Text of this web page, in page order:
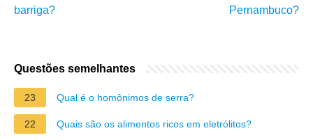
barriga?
Pernambuco?
Questões semelhantes
23 Qual é o homônimos de serra?
22 Quais são os alimentos ricos em eletrólitos?